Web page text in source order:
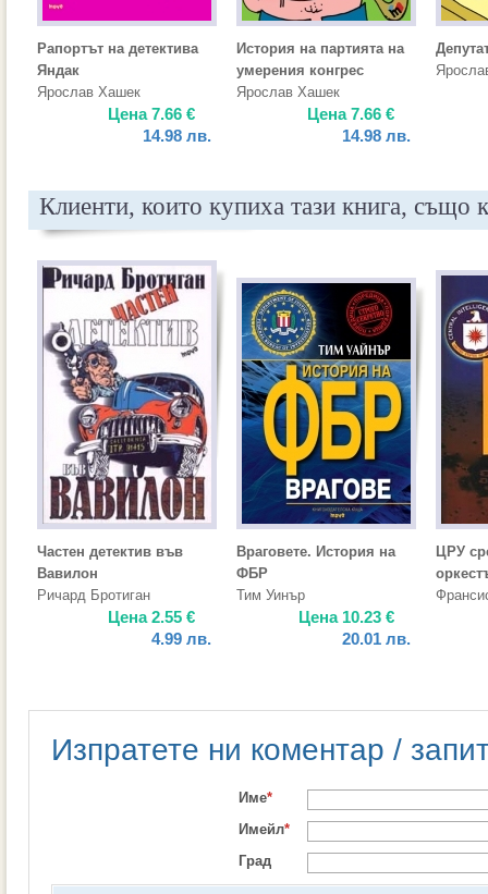
Рапортът на детектива
Яндак
Ярослав Хашек
Цена7.66 €
14.98 лв.
История на партията на
умерения конгрес
Ярослав Хашек
Цена7.66 €
14.98 лв.
Клиенти, които купиха тази книга, също
Частен детектив във
Вавилон
Ричард Бротиган
Цена2.55 €
4.99 лв.
Враговете. История на
ФБР
Тим Уинър
Цена 10.23 €
20.01 лв.
ЦРУ
Изпратете ни коментар /
Име*
Имейл*
Град